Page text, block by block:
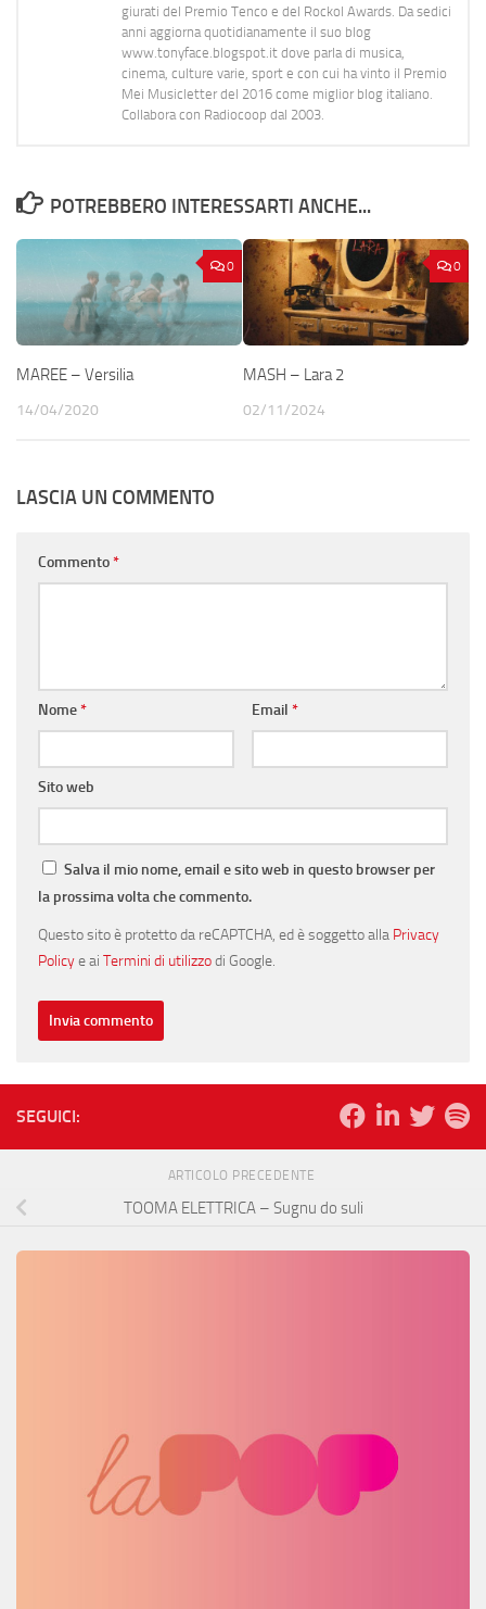
giurati del Premio Tenco e del Rockol Awards. Da sedici
anni aggiorna quotidianamente il suo blog
www.tonyface.blogspot.it dove parla di musica,
cinema, culture varie, sport e con cui ha vinto il Premio
Mei Musicletter del 2016 come miglior blog italiano.
Collabora con Radiocoop dal 2003.
POTREBBERO INTERESSARTI ANCHE...
0
MAREE – Versilia
14/04/2020
0
MASH – Lara 2
02/11/2024
LASCIA UN COMMENTO
Commento*
Nome* Email *
Sito web
Salva il mio nome, email e sito web in questo browser per
la prossima volta che commento.
Questo sito è protetto da reCAPTCHA, ed è soggetto alla Privacy
Policye ai Termini di utilizzodi Google.
SEGUICI:
ARTICOLO PRECEDENTE
TOOMA ELETTRICA – Sugnu do suli